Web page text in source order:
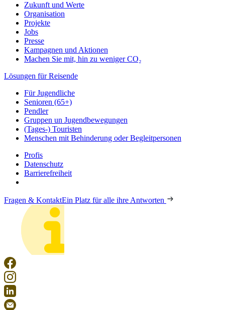
Zukunft und Werte
Organisation
Projekte
Jobs
Presse
Kampagnen und Aktionen
Machen Sie mit, hin zu weniger CO₂
Lösungen für Reisende
Für Jugendliche
Senioren (65+)
Pendler
Gruppen un Jugendbewegungen
(Tages-) Touristen
Menschen mit Behinderung oder Begleitpersonen
Profis
Datenschutz
Barrierefreiheit
Fragen & KontaktEin Platz für alle ihre Antworten